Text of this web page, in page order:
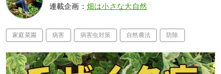
連載企画： 畑は小さな大自然
家庭菜園 病害 病害虫対策 自然農法 防除